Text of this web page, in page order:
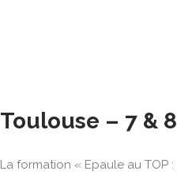
Toulouse – 7 &
La formation « Epaule au